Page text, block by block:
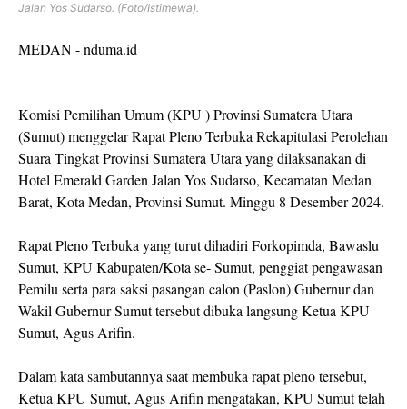
Jalan Yos Sudarso. (Foto/Istimewa).
MEDAN - nduma.id
Komisi Pemilihan Umum (KPU ) Provinsi Sumatera Utara
(Sumut) menggelar Rapat Pleno Terbuka Rekapitulasi Perolehan
Suara Tingkat Provinsi Sumatera Utara yang dilaksanakan di
Hotel Emerald Garden Jalan Yos Sudarso, Kecamatan Medan
Barat, Kota Medan, Provinsi Sumut. Minggu 8 Desember 2024.
Rapat Pleno Terbuka yang turut dihadiri Forkopimda, Bawaslu
Sumut, KPU Kabupaten/Kota se- Sumut, penggiat pengawasan
Pemilu serta para saksi pasangan calon (Paslon) Gubernur dan
Wakil Gubernur Sumut tersebut dibuka langsung Ketua KPU
Sumut, Agus Arifin.
Dalam kata sambutannya saat membuka rapat pleno tersebut,
Ketua KPU Sumut, Agus Arifin mengatakan, KPU Sumut telah